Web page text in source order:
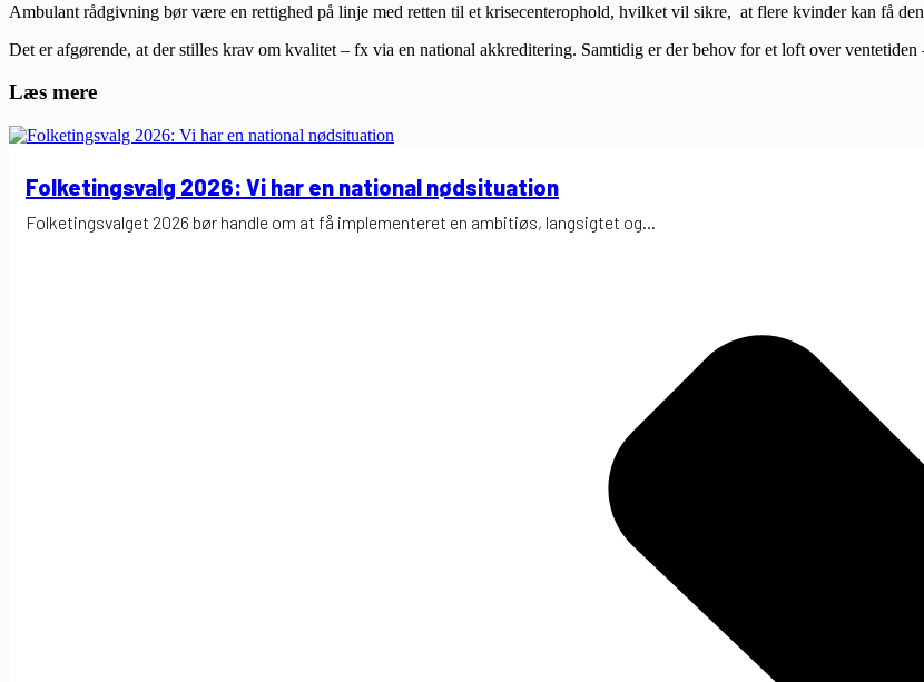
Ambulant rådgivning bør være en rettighed på linje med retten til et krisecenterophold, hvilket vil sikre, at flere kvinder kan få
Det er afgørende, at der stilles krav om kvalitet – fx via en national akkreditering. Samtidig er der behov for et loft over ventetiden
Læs mere
Folketingsvalg 2026: Vi har en national nødsituation
Folketingsvalget 2026 bør handle om at få implementeret en ambitiøs, langsigtet og...